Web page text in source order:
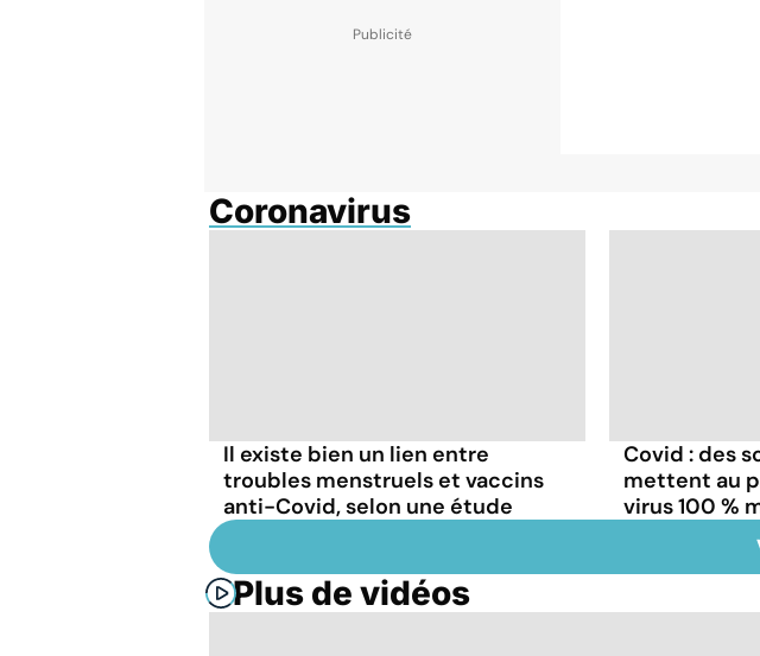
Coronavirus
Il existe bien un lien entre
troubles menstruels et vaccins
anti-Covid, selon une étude
Covid : des
mettent au
virus 100 %
Plus de vidéos